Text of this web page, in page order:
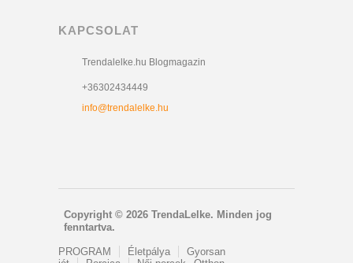
KAPCSOLAT
Trendalelke.hu Blogmagazin
+36302434449
info@trendalelke.hu
Copyright © 2026 TrendaLelke. Minden jog
fenntartva.
PROGRAM Életpálya
Gyorsan